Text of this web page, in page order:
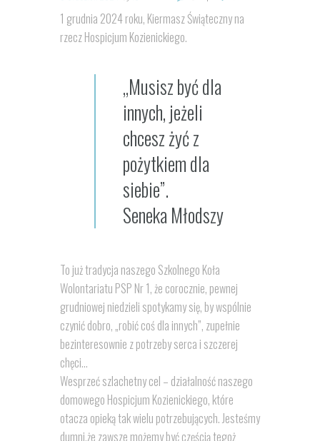
1 grudnia 2024 roku, Kiermasz Świąteczny na
rzecz Hospicjum Kozienickiego.
„Musisz być dla
innych, jeżeli
chcesz żyć z
pożytkiem dla
siebie”.
Seneka Młodszy
To już tradycja naszego Szkolnego Koła
Wolontariatu PSP Nr 1, że corocznie, pewnej
grudniowej niedzieli spotykamy się, by wspólnie
czynić dobro, „robić coś dla innych”, zupełnie
bezinteresownie z potrzeby serca i szczerej
chęci…
Wesprzeć szlachetny cel – działalność naszego
domowego Hospicjum Kozienickiego, które
otacza opieką tak wielu potrzebujących. Jesteśmy
dumni,że zawsze możemy być częścią tegoż